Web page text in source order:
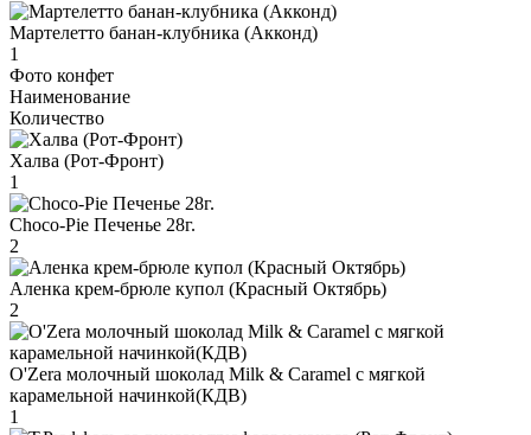
Мартелетто банан-клубника (Акконд)
1
Фото конфет
Наименование
Количество
Халва (Рот-Фронт)
1
Choco-Pie Печенье 28г.
2
Аленка крем-брюле купол (Красный Октябрь)
2
O'Zera молочный шоколад Milk & Caramel с мягкой
карамельной начинкой(КДВ)
1